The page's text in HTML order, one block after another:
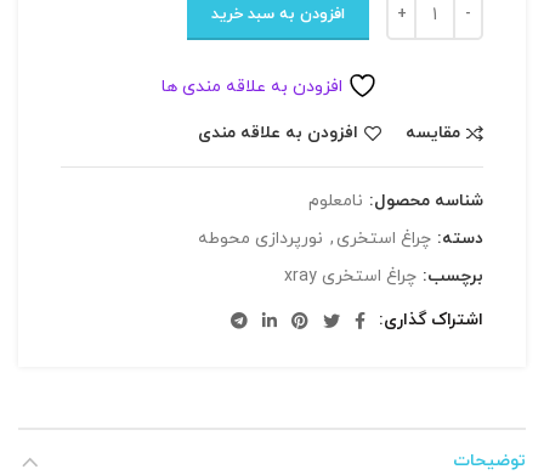
افزودن به سبد خرید
افزودن به علاقه مندی ها
مقایسه
افزودن به علاقه مندی
شناسه محصول: نامعلوم
دسته: چراغ استخری , نورپردازی محوطه
برچسب: چراغ استخری xray
اشتراک گذاری
توضیحات